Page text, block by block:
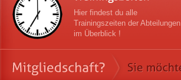
Hier findest du alle
Trainingszeiten der Abteilungen
im Überblick !